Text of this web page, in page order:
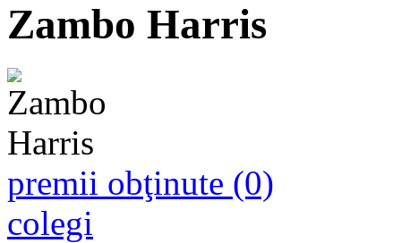
Zambo Harris
premii obţinute (0)
colegi